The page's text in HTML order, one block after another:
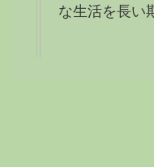
な生活を長い